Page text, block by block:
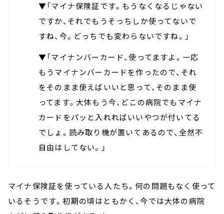
▼「マイナ保険証です。もうなくなるじゃない
ですか、それでもうそっちしか使ってないで
すね、今。どっちでも変わらないですね。」
▼「マイナンバーカード、使ってますよ。一応
もうマイナンバーカードを作ったので、それ
をそのまま使えばいいと思って、そのまま使
ってます。大体もう今、どこの病院でもマイナ
カードをパッと入れればいいやつが付いてる
でしょ。読み取り機が置いてあるので、全然不
自由はしてない。」
マイナ保険証を使っている人たち。何の問題もなく使って
いるそうです。初期の頃はともかく、今では大体の病院